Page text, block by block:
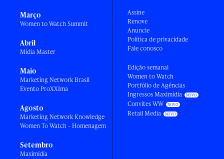
Março
Women to Watch Summit
Abril
Mídia Master
Maio
Marketing Network Brasil
Evento ProXXIma
Agosto
Marketing Network Knowledge
Women To Watch - Homenagem
Setembro
Maximídia
Assine
Renove
Anuncie
Política de privacidade
Fale conosco
Edição semanal
Women to Watch
Portfólio de Agências
Ingressos Maximídia
Convites WW
Retail Media